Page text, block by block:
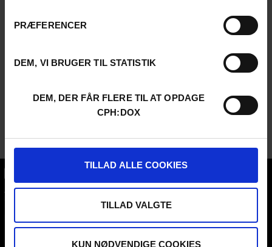
PRÆFERENCER
DEM, VI BRUGER TIL STATISTIK
DEM, DER FÅR FLERE TIL AT OPDAGE
CPH:DOX
TILLAD ALLE COOKIES
TILLAD VALGTE
KUN NØDVENDIGE COOKIES
CPH:DOX